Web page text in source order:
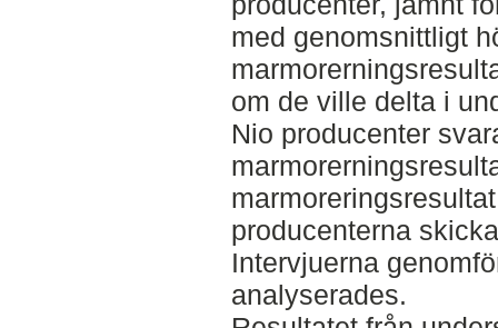
med genomsnittligt
om de ville delta i
Nio producenter
producenterna
Intervjuerna
analyserades.